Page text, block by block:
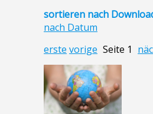
sortieren nach
nach Datum
erste vorige Seite 1